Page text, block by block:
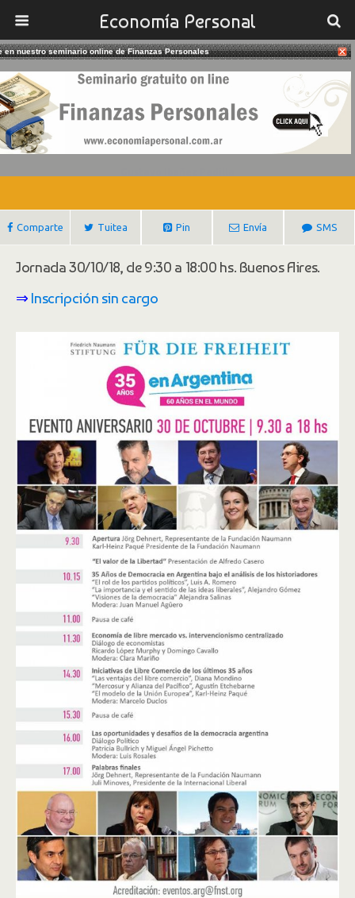
Economía Personal
23/10/2018
Conferencia: Fundación Naumann,
35 Años En Argentina. 30/10/18
Comparte Tuitea Pin Envía SMS
Jornada 30/10/18, de 9:30 a 18:00 hs. Buenos Aires.
⇒ Inscripción sin cargo
en nuestro seminario online de Finanzas Personales